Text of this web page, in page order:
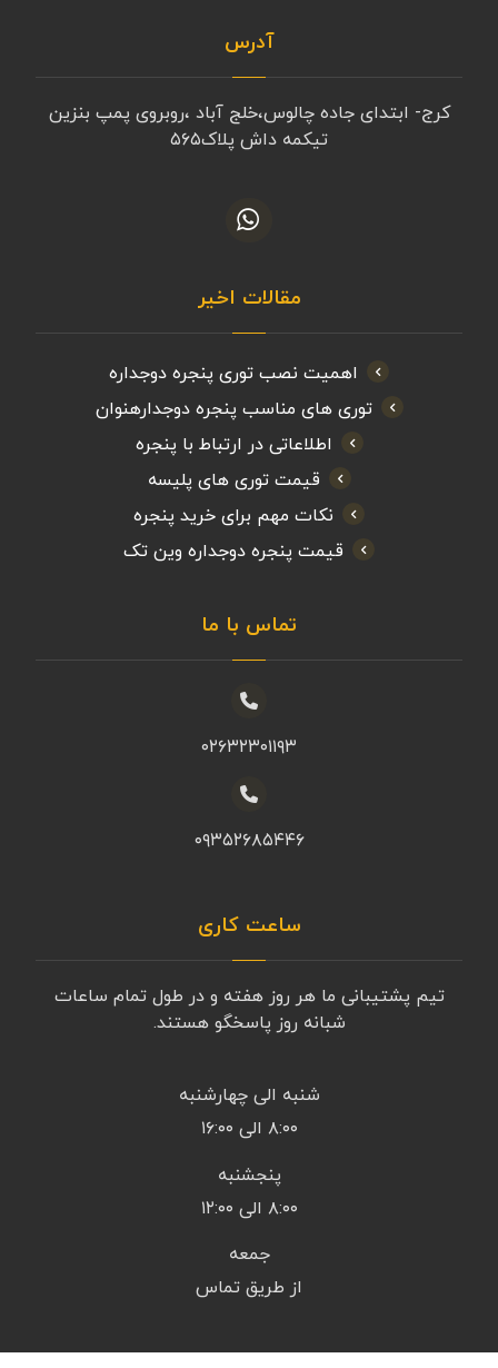
آدرس
کرج- ابتدای جاده چالوس،خلج آباد ،روبروی پمپ بنزین
تیکمه داش پلاک۵۶۵
مقالات اخیر
اهمیت نصب توری پنجره دوجداره
توری های مناسب پنجره دوجدارهنوان
اطلاعاتی در ارتباط با پنجره
قیمت توری های پلیسه
نکات مهم برای خرید پنجره
قیمت پنجره دوجداره وین تک
تماس با ما
۰۲۶۳۲۳۰۱۱۹۳
۰۹۳۵۲۶۸۵۴۴۶
ساعت کاری
تیم پشتیبانی ما هر روز هفته و در طول تمام ساعات
شبانه روز پاسخگو هستند.
شنبه الی چهارشنبه
۸:۰۰ الی ۱۶:۰۰
پنجشنبه
۸:۰۰ الی ۱۲:۰۰
جمعه
از طریق تماس